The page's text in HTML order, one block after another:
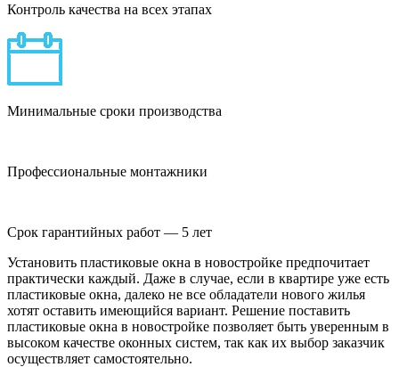
Контроль качества на всех этапах
Минимальные сроки производства
Профессиональные монтажники
Срок гарантийных работ — 5 лет
Установить пластиковые окна в новостройке предпочитает
практически каждый. Даже в случае, если в квартире уже есть
пластиковые окна, далеко не все обладатели нового жилья
хотят оставить имеющийся вариант. Решение поставить
пластиковые окна в новостройке позволяет быть уверенным в
высоком качестве оконных систем, так как их выбор заказчик
осуществляет самостоятельно.